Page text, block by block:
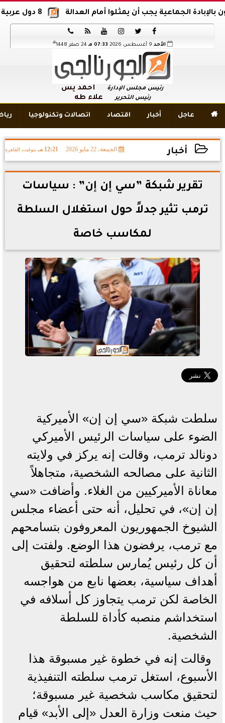
8 دول عربية وإسلامية تدين اقتحام المسجد الأقصى يجب أن يمثلوا أمام العدالة






الأحد 07:33 مـ 24 صفر 1448 هـ
رئيس مجلس الإدارة أحمد يس
رئيس التحرير علاء طه
 عاجل أخبار اقتصاد اتصالات وتكنولوجيا
أخبار الجمعة، 22 مايو 2026 12:21 مـ بتوقيت القاهرة
2026-05-22 12:21:48
تقرير شبكة ”سي إن إن” : سياسات
ترمب تثير جدلاً حول استغلال السلطة
لمكاسب خاصة
سلطت شبكة «سي إن إن» الأميركية
الضوء على سياسات الرئيس الأميركي
دونالد ترمب، وقالت إنه يركز في ولايته
الثانية على مصالحه الشخصية، متجاهلاً
معاناة الأميركيين من الغلاء. وأضافت «سي
إن إن»، في تحليل، أنه حتى أعضاء مجلس
الشيوخ الجمهوريون المعروفون بتسامحهم
مع ترمب، يرفضون هذا الوضع. ولفتت إلى
أن كل رئيس يُمارس سلطته لتحقيق
أهداف سياسية، بعضها نابع من هواجسه
الخاصة لكن ترمب يتجاوز كل أسلافه في
استخداشم منصبه كأداة للسلطة
الشخصية.
وقالت إنه في خطوة غير مسبوقة هذا
الأسبوع، استغل ترمب سلطته التنفيذية
لتحقيق مكاسب شخصية غير مسبوقة؛
حيث منعت وزارة العدل «إلى الأبد» قيام